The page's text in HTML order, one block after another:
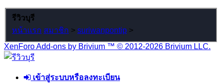
รีวิวบุรี
หน้าแรก สมาชิก > suriwanpontip >
XenForo Add-ons by Brivium ™ © 2012-2026 Brivium LLC.
เข้าสู่ระบบหรือลงทะเบียน